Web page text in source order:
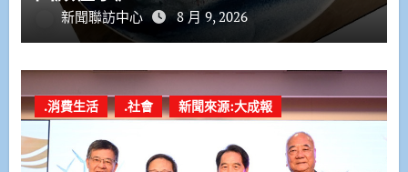
新聞聯訪中心 8 月 9, 2026
.消費生活 .社會 新聞來源:大成報